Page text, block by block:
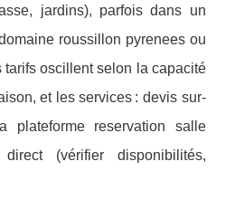
jardins), parfois dans un
roussillon pyrenees ou
tarifs oscillent selon la capacité
et les services : devis sur-
plateforme reservation salle
(vérifier disponibilités,